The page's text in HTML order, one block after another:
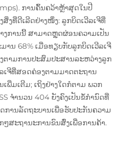
ການຄົ້ນຄວ້າຫຼ້າສຸດໃນປີ
ງທີ່ດີເລີດຢ່າງໜຶ່ງ: ລູກບິດເວີລເຈີທີ່
ງການນີ້ ສາມາດຫຼຸດຜ່ອນຄວາມເປັນ
ມານ 68% ເມື່ອທຽບກັບລູກບິດເວີລເຈີ
ຕາມການປະສົມປະສານລະຫວ່າງລູກ
ເຈີທີ່ສອດຄ່ອງຕາມມາດຕະຖານ
ພີ່ມເຕີມ; ເຖິງຢ່າງໃດກໍຕາມ ພວກ
ຈຳນວນ 404 ຍັງຄົງເປັນຂໍ້ກຳນົດທີ່
ການລັດຖະບານເພື່ອຮັບປະກັນຄວາມ
ສະຖານະການຂົນສົ່ງເພື່ອການຄ້າ.